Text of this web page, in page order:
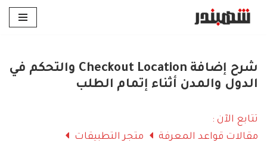
المحتوى
شرح إضافة Checkout Location والتحكم في
الدول والمدن أثناء إتمام الطلب
تتابع الآن :
مقالات قواعد المعرفة
متجر التطبيقات